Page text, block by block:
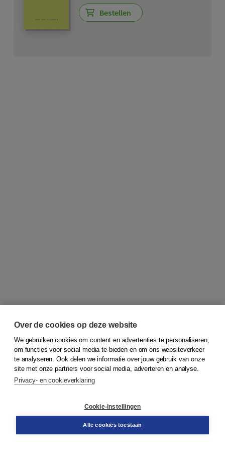
Bestellen
© 2026Koninklijke Boom uitgevers
Bestellen
Over de cookies op deze website
We gebruiken cookies om content en advertenties te personaliseren,
om functies voor social media te bieden en om ons websiteverkeer
te analyseren. Ook delen we informatie over jouw gebruik van onze
site met onze partners voor social media, adverteren en analyse.
Privacy- en cookieverklaring
Cookie-instellingen
Alle cookies toestaan